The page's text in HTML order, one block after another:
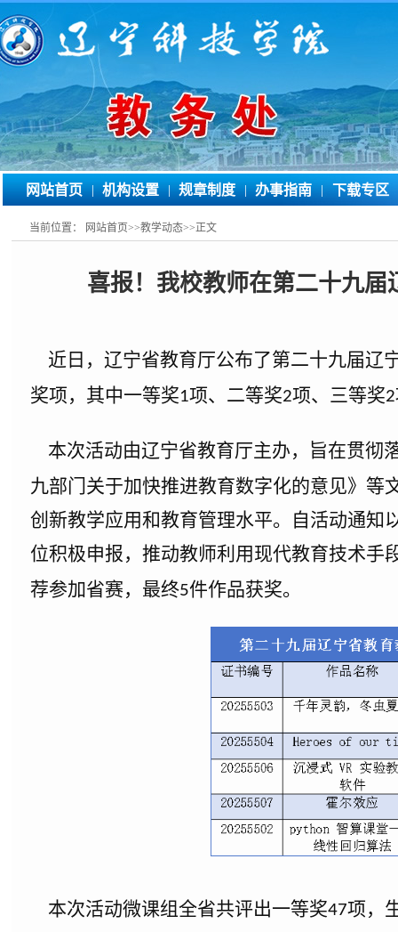
网站首页 | 机构设置 | 规章制度 | 办事指南 | 下载专区
当前位置： 网站首页>>教学动态>>正文
喜报！我校教师在第二十九
近日，辽宁省教育厅公布了第二十九届辽
奖项，其中一等奖1项、二等奖2项、三等奖2
本次活动由辽宁省教育厅主办，旨在贯彻
九部门关于加快推进教育数字化的意见》等
创新教学应用和教育管理水平。自活动通知
位积极申报，推动教师利用现代教育技术手
荐参加省赛，最终5件作品获奖。
本次活动微课组全省共评出一等奖47项，